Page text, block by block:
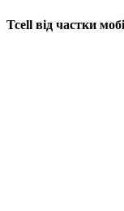
Tcell від частки